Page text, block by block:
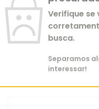
Verifique
busca.
Separamos
interessar!